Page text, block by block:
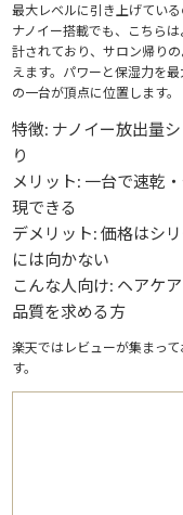
最大レベルに引き上げてい
ナノイー搭載でも、こちら
計されており、サロン帰り
えます。パワーと保湿力を
の一台が頂点に位置します。
特徴: ナノイー放出量
り
メリット: 一台で速乾
現できる
デメリット: 価格はシ
には向かない
こんな人向け: ヘアケ
品質を求める方
楽天ではレビューが集まっ
す。